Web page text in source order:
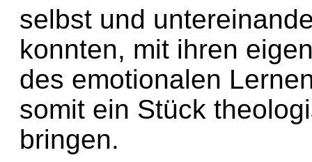
selbst und
konnten, mit ihren
des emotionalen
somit ein Stück
bringen.